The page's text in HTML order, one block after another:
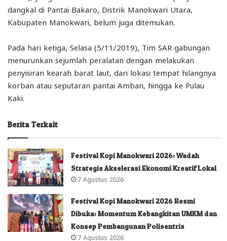
dangkal di Pantai Bakaro, Distrik Manokwari Utara,
Kabupaten Manokwari, belum juga ditemukan.
Pada hari ketiga, Selasa (5/11/2019), Tim SAR gabungan
menurunkan sejumlah peralatan dengan melakukan
penyisiran kearah barat laut, dari lokasi tempat hilangnya
korban atau seputaran pantai Amban, hingga ke Pulau
Kaki.
Berita Terkait
Festival Kopi Manokwari 2026: Wadah
Strategis Akselerasi Ekonomi Kreatif Lokal
7 Agustus 2026
Festival Kopi Manokwari 2026 Resmi
Dibuka: Momentum Kebangkitan UMKM dan
Konsep Pembangunan Polisentris
7 Agustus 2026